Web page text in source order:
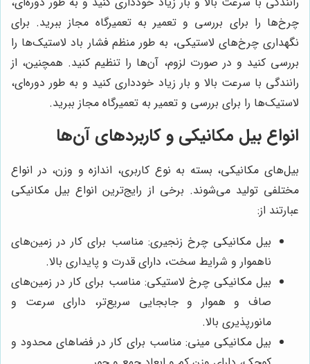
چرخ‌ها را برای بررسی و تعمیر به تعمیرگاه مجاز ببرید. برای
نگهداری چرخ‌های لاستیکی، به طور منظم فشار باد لاستیک‌ها را
بررسی کنید و در صورت لزوم، آن‌ها را تنظیم کنید. همچنین، از
رانندگی با سرعت بالا و بار زیاد خودداری کنید و به طور دوره‌ای،
لاستیک‌ها را برای بررسی و تعمیر به تعمیرگاه مجاز ببرید.
انواع بیل مکانیکی و کاربردهای آن‌ها
بیل‌های مکانیکی، بسته به نوع کاربری، اندازه و وزن، در انواع
مختلفی تولید می‌شوند. برخی از رایج‌ترین انواع بیل مکانیکی
عبارتند از:
بیل مکانیکی چرخ زنجیری: مناسب برای کار در زمین‌های
ناهموار و شرایط سخت، دارای قدرت و پایداری بالا.
بیل مکانیکی چرخ لاستیکی: مناسب برای کار در زمین‌های
صاف و هموار و جابجایی سریع‌تر، دارای سرعت و
مانورپذیری بالا.
بیل مکانیکی مینی: مناسب برای کار در فضاهای محدود و